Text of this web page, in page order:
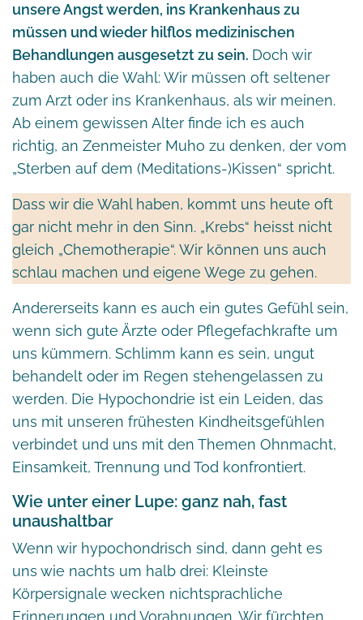
unsere Angst werden, ins Krankenhaus zu
müssen und wieder hilflos medizinischen
Behandlungen ausgesetzt zu sein. Doch wir
haben auch die Wahl: Wir müssen oft seltener
zum Arzt oder ins Krankenhaus, als wir meinen.
Ab einem gewissen Alter finde ich es auch
richtig, an Zenmeister Muho zu denken, der vom
„Sterben auf dem (Meditations-)Kissen“ spricht.
Dass wir die Wahl haben, kommt uns heute oft
gar nicht mehr in den Sinn. „Krebs“ heisst nicht
gleich „Chemotherapie“. Wir können uns auch
schlau machen und eigene Wege zu gehen.
Andererseits kann es auch ein gutes Gefühl sein,
wenn sich gute Ärzte oder Pflegefachkrafte um
uns kümmern. Schlimm kann es sein, ungut
behandelt oder im Regen stehengelassen zu
werden. Die Hypochondrie ist ein Leiden, das
uns mit unseren frühesten Kindheitsgefühlen
verbindet und uns mit den Themen Ohnmacht,
Einsamkeit, Trennung und Tod konfrontiert.
Wie unter einer Lupe: ganz nah, fast
unaushaltbar
Wenn wir hypochondrisch sind, dann geht es
uns wie nachts um halb drei: Kleinste
Körpersignale wecken nichtsprachliche
Erinnerungen und Vorahnungen. Wir fürchten